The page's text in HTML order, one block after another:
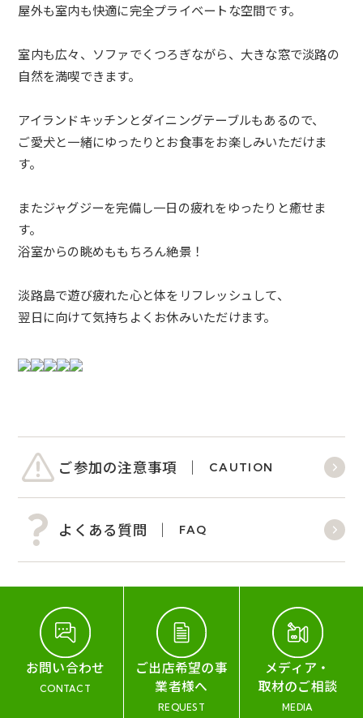
屋外も室内も快適に完全プライベートな空間です。
室内も広々、ソファでくつろぎながら、 大きな窓で淡路の
自然を満喫できます。
アイランドキッチンとダイニングテーブルもあるので、
ご愛犬と一緒にゆったりとお食事をお楽しみいただけま
す。
またジャグジーを完備し一日の疲れをゆったりと癒せま
す。
浴室からの眺めももちろん絶景！
淡路島で遊び疲れた心と体をリフレッシュして、
翌日に向けて気持ちよくお休みいただけます。
ご参加の注意事項 CAUTION
よくある質問 FAQ
お問い合わせ
CONTACT
ご出店希望の事
業者様へ
REQUEST
メディア・
取材のご相談
MEDIA